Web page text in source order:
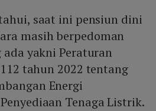
saat ini pensiun dini
masih berpedoman
yakni Peraturan
tahun 2022 tentang
Energi
Tenaga Listrik.